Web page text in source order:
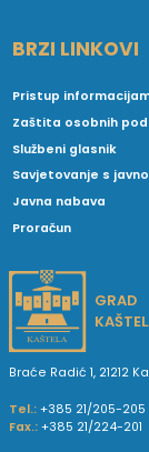
BRZI LINKOVI
Pristup
Zaštita osobnih
Službeni glasnik
Savjetovanje s
Javna nabava
Proračun
GRAD
Braće Radić 1, 21212
Tel.: +385 21/205-205
Fax.: +385 21/224-201